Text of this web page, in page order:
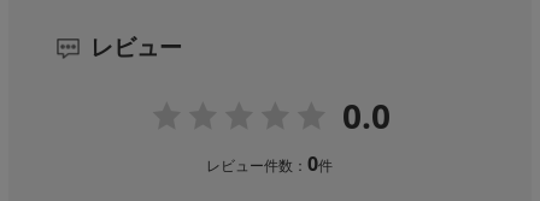
レビュー
0.0
レビュー件数：0件